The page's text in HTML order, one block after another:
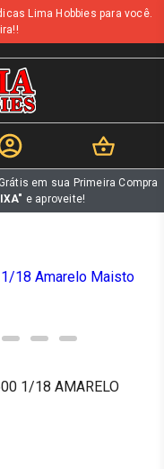
Lima Hobbies para você.
em sua Primeira Compra
e aproveite!
1/18 AMARELO